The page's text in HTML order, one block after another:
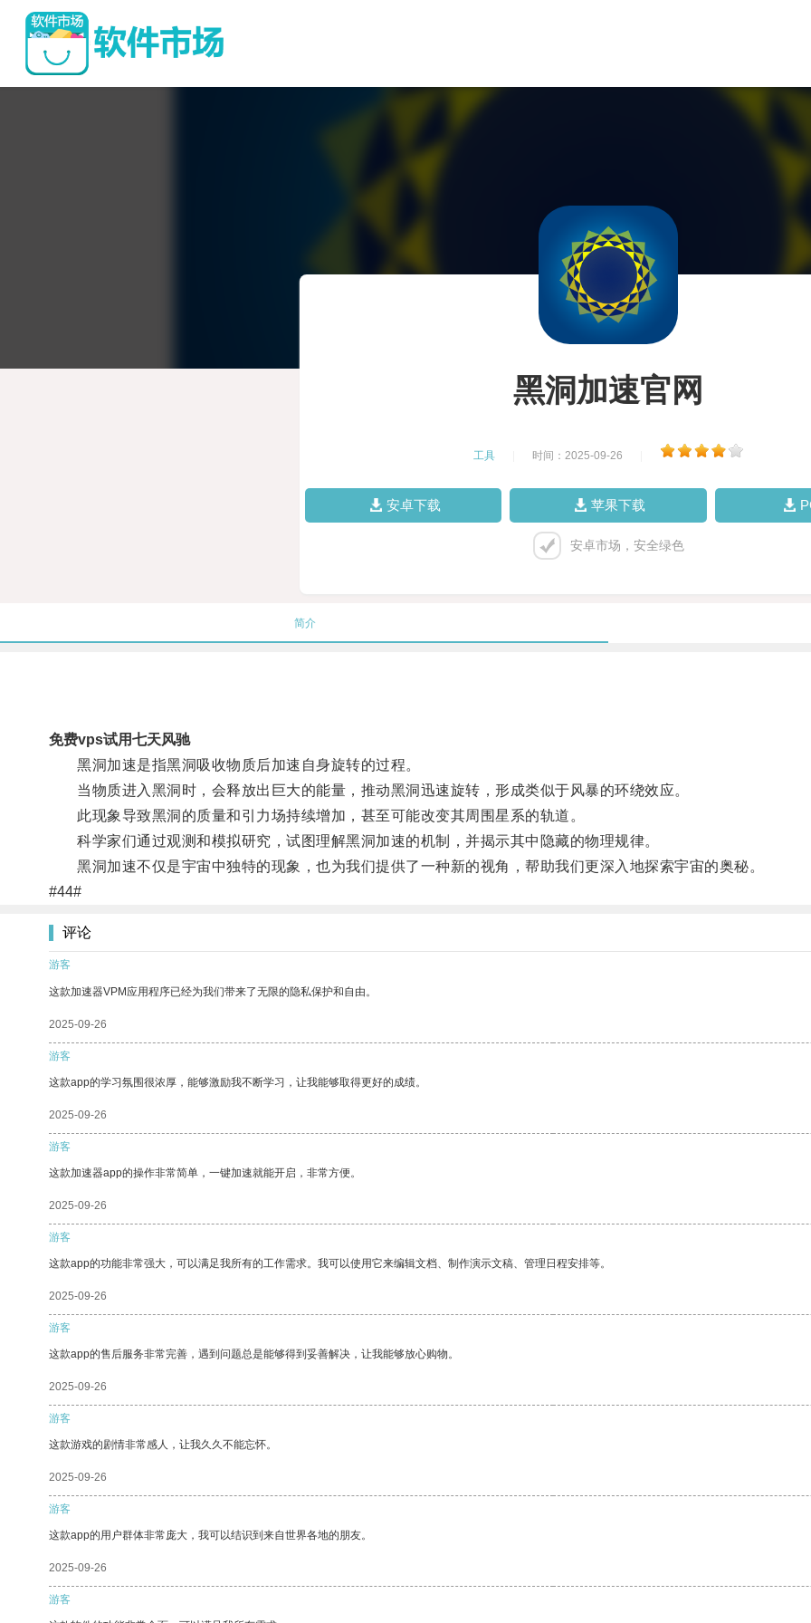
黑洞加速官网
工具 时间：2025-09-26
安卓下载 苹果下载
安卓市场，安全绿色
简介
免费vps试用七天风驰
黑洞加速是指黑洞吸收物质后加速自身旋转的过程。
当物质进入黑洞时，会释放出巨大的能量，推动黑洞迅速旋转，形成类似于风暴的环绕效应。
此现象导致黑洞的质量和引力场持续增加，甚至可能改变其周围星系的轨道。
科学家们通过观测和模拟研究，试图理解黑洞加速的机制，并揭示其中隐藏的物理规律。
黑洞加速不仅是宇宙中独特的现象，也为我们提供了一种新的视角，帮助我们更深入地探索宇宙的奥秘。
#44#
评论
游客
这款加速器VPM应用程序已经为我们带来了无限的隐私保护和自由。
2025-09-26
游客
这款app的学习氛围很浓厚，能够激励我不断学习，让我能够取得更好的成绩。
2025-09-26
游客
这款加速器app的操作非常简单，一键加速就能开启，非常方便。
2025-09-26
游客
这款app的功能非常强大，可以满足我所有的工作需求。我可以使用它来编辑文档、制作演示文稿、管理日程安排等。
2025-09-26
游客
这款app的售后服务非常完善，遇到问题总是能够得到妥善解决，让我能够放心购物。
2025-09-26
游客
这款游戏的剧情非常感人，让我久久不能忘怀。
2025-09-26
游客
这款app的用户群体非常庞大，我可以结识到来自世界各地的朋友。
2025-09-26
游客